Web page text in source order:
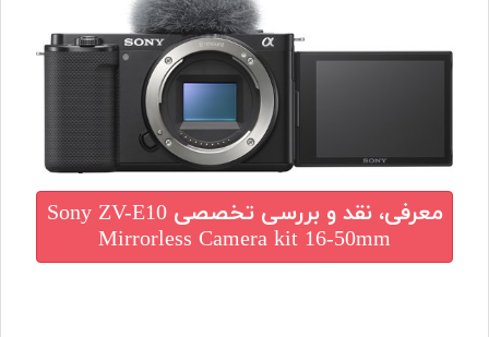
معرفی، نقد و بررسی تخصصیSony ZV-E10
Mirrorless Camera kit 16-50mm